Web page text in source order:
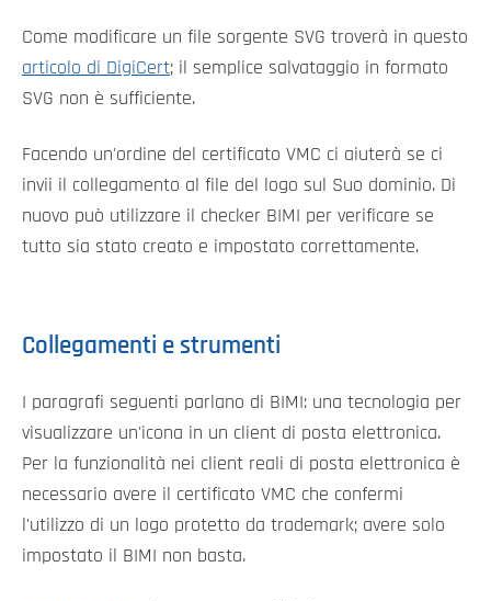
Come modificare un file sorgente SVG troverà in questo
articolo di DigiCert; il semplice salvataggio in formato
SVG non è sufficiente.
Facendo un'ordine del certificato VMC ci aiuterà se ci
invii il collegamento al file del logo sul Suo dominio. Di
nuovo può utilizzare il checker BIMI per verificare se
tutto sia stato creato e impostato correttamente.
Collegamenti e strumenti
I paragrafi seguenti parlano di BIMI: una tecnologia per
visualizzare un'icona in un client di posta elettronica.
Per la funzionalità nei client reali di posta elettronica è
necessario avere il certificato VMC che confermi
l'utilizzo di un logo protetto da trademark; avere solo
impostato il BIMI non basta.